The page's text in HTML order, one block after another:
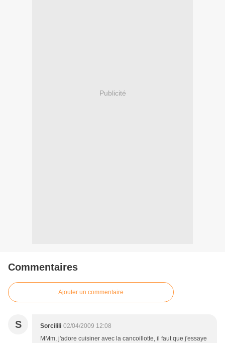
Publicité
Commentaires
Ajouter un commentaire
S Sorcilili 02/04/2009 12:08
MMm, j'adore cuisiner avec la cancoillotte, il faut que j'essaye